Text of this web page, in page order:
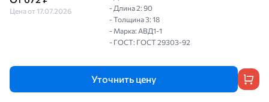
Цена от 17.07.2026
- Длина 2: 90
- Толщина 3: 18
- Марка: АВД1-1
- ГОСТ: ГОСТ 29303-92
Уточнить цену